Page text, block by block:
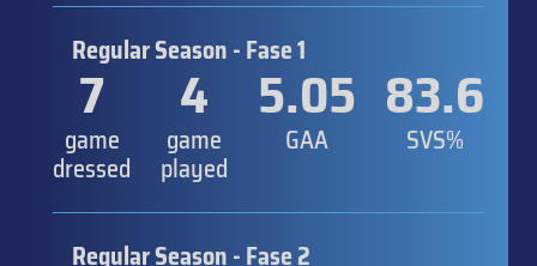
Regular Season - Fase 1
7
game
dressed
4
game
played
5.05
GAA
83.6
SVS%
Regular Season - Fase 2